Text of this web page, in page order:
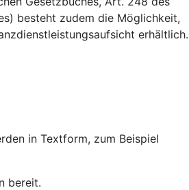
besteht zudem die Möglichkeit,
erhältlich.
in Textform, zum Beispiel
bereit.